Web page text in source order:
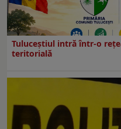
Tuluceștiul intră într-o
teritorială